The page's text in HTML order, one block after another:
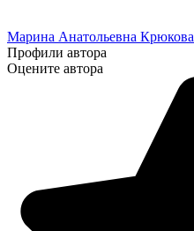
Марина Анатольевна Крюкова
Профили автора
Оцените автора